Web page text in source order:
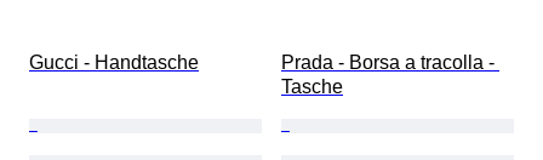
Gucci - Handtasche
Prada - Borsa a tracolla -
Tasche